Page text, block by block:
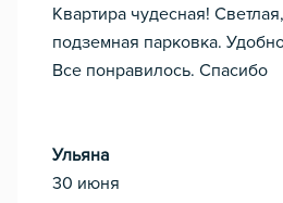
Квартира чудесная!
подземная парковка.
Все понравилось. Спасибо
Ульяна
30 июня